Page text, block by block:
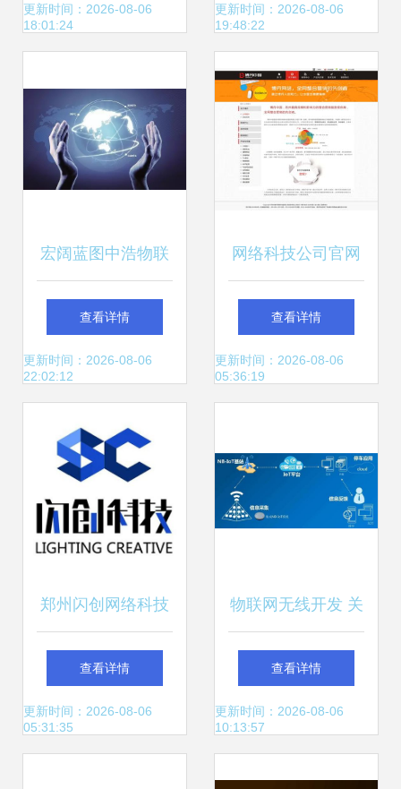
驱动半导体技术迈
更新时间：2026-08-06
18:01:24
更新时间：2026-08-06
19:48:22
宏阔蓝图中浩物联
科技与网络技术驱
动的工业互联腾飞
查看详情
更新时间：2026-08-06
22:02:12
网络科技公司官网
技术开发成果展示
的视觉盛宴
查看详情
更新时间：2026-08-06
05:36:19
郑州闪创网络科技
技术驱动下的网络
服务创新与实践
查看详情
更新时间：2026-08-06
05:31:35
物联网无线开发 关
键技术对比全解析
查看详情
更新时间：2026-08-06
10:13:57